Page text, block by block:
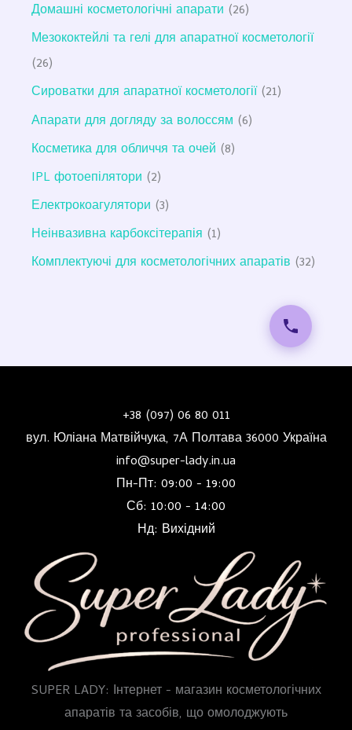
Домашні косметологічні апарати 26
Мезококтейлі та гелі для апаратної косметології
26
Сироватки для апаратної косметології 21
Апарати для догляду за волоссям 6
Косметика для обличчя та очей 8
IPL фотоепілятори 2
Електрокоагулятори 3
Неінвазивна карбоксітерапія 1
Комплектуючі для косметологічних апаратів 32
+38 (097) 06 80 011
вул. Юліана Матвійчука, 7А Полтава 36000 Україна
info@super-lady.in.ua
Пн-Пт: 09:00 - 19:00
Сб: 10:00 - 14:00
Нд: Вихідний
SUPER LADY: Інтернет - магазин косметологічних
апаратів та засобів, що омолоджують